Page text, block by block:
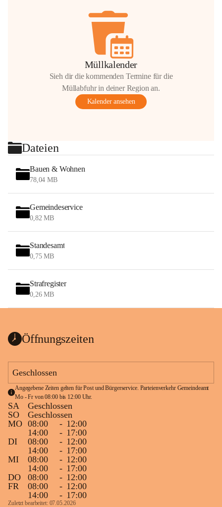
Müllkalender
Sieh dir die kommenden Termine für die
Müllabfuhr in deiner Region an.
Kalender ansehen
Dateien
Bauen & Wohnen
78,04 MB
Gemeindeservice
0,82 MB
Standesamt
0,75 MB
Strafregister
0,26 MB
Öffnungszeiten
Geschlossen
Angegebene Zeiten gelten für Post und Bürgerservice. Parteienverkehr Gemeindeamt
Mo - Fr von 08:00 bis 12:00 Uhr.
SA
Geschlossen
SO
Geschlossen
MO 08:00 - 12:00
14:00
- 17:00
DI
08:00 - 12:00
14:00
- 17:00
MI
08:00 - 12:00
14:00
- 17:00
DO
08:00 - 12:00
FR
08:00 - 12:00
14:00
- 17:00
Zuletzt bearbeitet: 07.05.2026